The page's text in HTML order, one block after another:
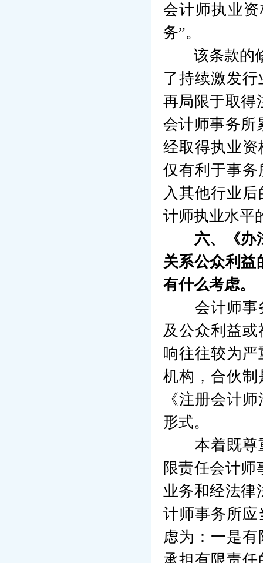
会计师执业
务”。
该条款的
了持续激发
再局限于取得
会计师事务所
经取得执业
仅有利于事
入其他行业
计师执业水平
六、《办
关系公众利益
有什么考虑。
会计师事
及公众利益
响往往较为
机构，合伙
《注册会计
形式。
本着既尊
限责任会计师
业务和经法律
计师事务所应
虑为：一是